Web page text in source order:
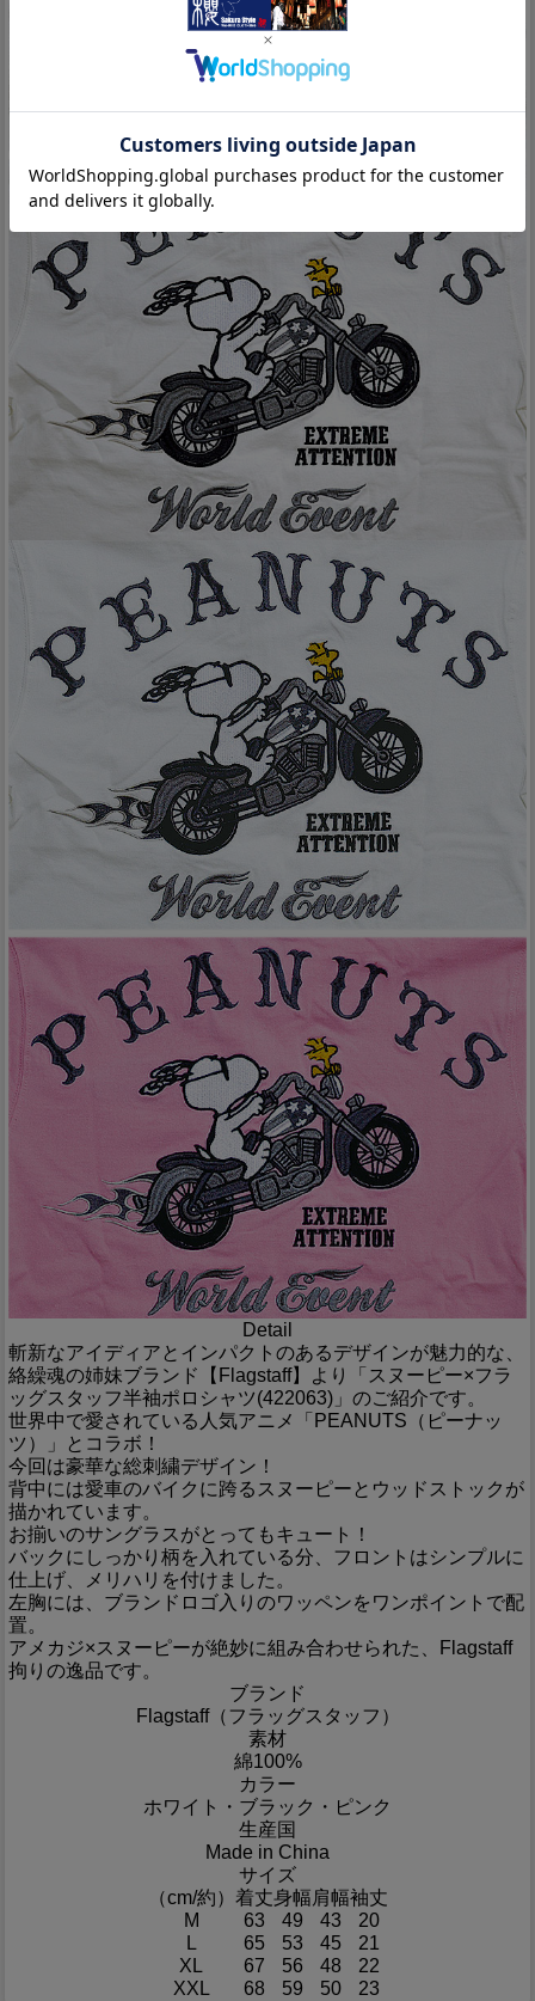
Detail
斬新なアイディアとインパクトのあるデザインが魅力的な、
絡繰魂の姉妹ブランド【Flagstaff】より「スヌーピー×フラ
ッグスタッフ半袖ポロシャツ(422063)」のご紹介です。
世界中で愛されている人気アニメ「PEANUTS（ピーナッ
ツ）」とコラボ！
今回は豪華な総刺繍デザイン！
背中には愛車のバイクに跨るスヌーピーとウッドストックが
描かれています。
お揃いのサングラスがとってもキュート！
バックにしっかり柄を入れている分、フロントはシンプルに
仕上げ、メリハリを付けました。
左胸には、ブランドロゴ入りのワッペンをワンポイントで配
置。
アメカジ×スヌーピーが絶妙に組み合わせられた、Flagstaff
拘りの逸品です。
ブランド
Flagstaff（フラッグスタッフ）
素材
綿100%
カラー
ホワイト・ブラック・ピンク
生産国
Made in China
サイズ
（cm/約） 着丈身幅肩幅袖丈
M
63 49 43
20
L
65 53 45
21
XL
67 56 48
22
XXL
68 59 50 23